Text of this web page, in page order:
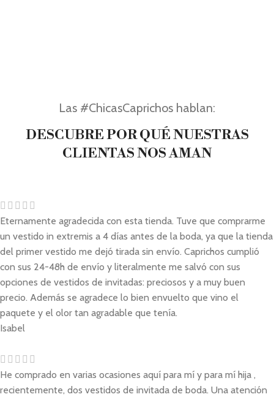
Las #ChicasCaprichos hablan:
DESCUBRE POR QUÉ NUESTRAS
CLIENTAS NOS AMAN
Eternamente agradecida con esta tienda. Tuve que comprarme
un vestido in extremis a 4 días antes de la boda, ya que la tienda
del primer vestido me dejó tirada sin envío. Caprichos cumplió
con sus 24-48h de envío y literalmente me salvó con sus
opciones de vestidos de invitadas: preciosos y a muy buen
precio. Además se agradece lo bien envuelto que vino el
paquete y el olor tan agradable que tenía.
Isabel
He comprado en varias ocasiones aquí para mí y para mí hija ,
recientemente, dos vestidos de invitada de boda. Una atención